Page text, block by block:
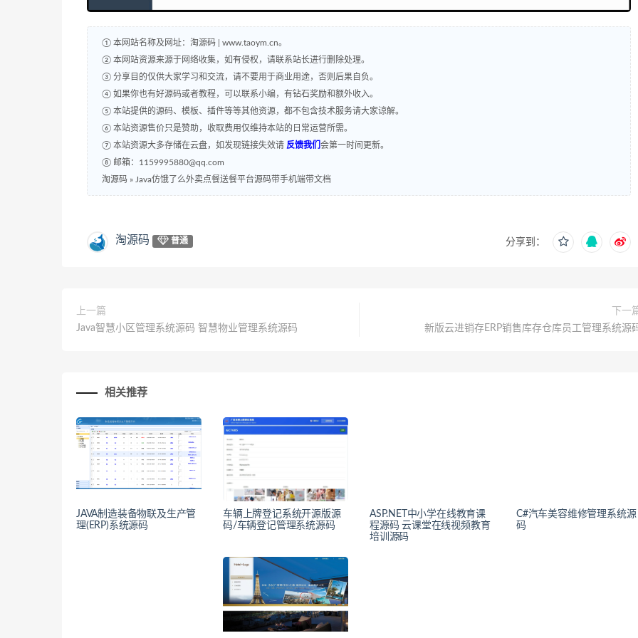
① 本网站名称及网址：淘源码 | www.taoym.cn。
② 本网站资源来源于网络收集，如有侵权，请联系站长进行删除处理。
③ 分享目的仅供大家学习和交流，请不要用于商业用途，否则后果自负。
④ 如果你也有好源码或者教程，可以联系小编，有钻石奖励和额外收入。
⑤ 本站提供的源码、模板、插件等等其他资源，都不包含技术服务请大家谅解。
⑥ 本站资源售价只是赞助，收取费用仅维持本站的日常运营所需。
⑦ 本站资源大多存储在云盘，如发现链接失效请 反馈我们 会第一时间更新。
⑧ 邮箱：1159995880@qq.com
淘源码 » Java仿饿了么外卖点餐送餐平台源码带手机端带文档
淘源码 普通 分享到：
上一篇
Java智慧小区管理系统源码 智慧物业管理系统源码
下一
新版云进销存ERP销售库存仓库员工管理系统源
相关推荐
JAVA制造装备物联及生产管
理(ERP)系统源码
车辆上牌登记系统开源版源
码/车辆登记管理系统源码
ASP.NET中小学在线教育课
程源码 云课堂在线视频教育
培训源码
C#汽车美容维修管理系统源
码